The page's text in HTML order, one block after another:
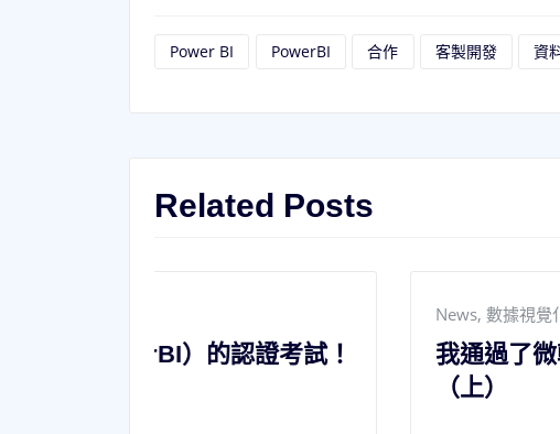
Power BI PowerBI 合作 客製開發 資
Related Posts
我通過了微軟DA-100（PowerBI